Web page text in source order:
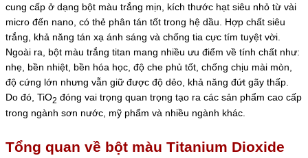
cung cấp ở dạng bột màu trắng mịn, kích thước hạt siêu nhỏ từ vài
micro đến nano, có thẻ phân tán tốt trong hệ dầu. Hợp chất siêu
trắng, khả năng tán xạ ánh sáng và chống tia cực tím tuyệt vời.
Ngoài ra, bột màu trắng titan mang nhiều ưu điểm về tính chất như:
nhẹ, bền nhiệt, bền hóa học, độ che phủ tốt, chống chịu mài mòn,
độ cứng lớn nhưng vẫn giữ được độ dẻo, khả năng đứt gãy thấp.
Do đó, TiO2 đóng vai trọng quan trọng tạo ra các sản phẩm cao cấp
trong ngành sơn nước, mỹ phẩm và nhiều ngành khác.
Tổng quan về bột màu Titanium Dioxide